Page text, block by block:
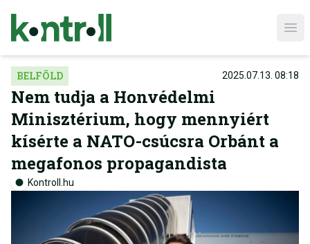
BELFÖLD 2025.07.13. 08:18
Nem tudja a Honvédelmi
Minisztérium, hogy mennyiért
kísérte a NATO-csúcsra Orbánt a
megafonos propagandista
Kontroll.hu